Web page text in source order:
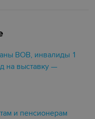
ВОВ, инвалиды 1
на выставку —
и пенсионерам